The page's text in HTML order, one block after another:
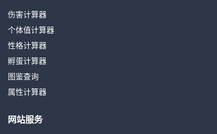
伤害计算器
个体值计算器
性格计算器
孵蛋计算器
图鉴查询
属性计算器
网站服务